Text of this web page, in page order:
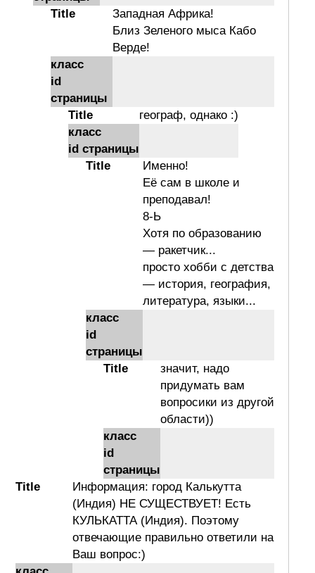
Title
Западная Африка!
Близ Зеленого мыса Кабо
Верде!
класс
id
страницы
Title
географ, однако :)
класс
id страницы
Title
Именно!
Её сам в школе и
преподавал!
8-Ь
Хотя по образованию
— ракетчик...
просто хобби с детства
— история, география,
литература, языки...
класс
id
страницы
Title
значит, надо
придумать вам
вопросики из другой
области))
класс
id
страницы
Title
Информация: город Калькутта
(Индия) НЕ СУЩЕСТВУЕТ! Есть
КУЛЬКАТТА (Индия). Поэтому
отвечающие правильно ответили на
Ваш вопрос:)